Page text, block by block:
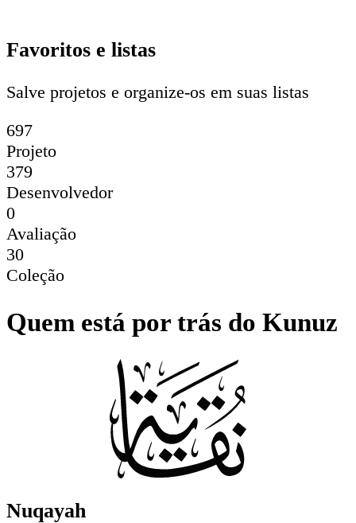
Favoritos e listas
Salve projetos e organize-os em suas listas
697
Projeto
379
Desenvolvedor
0
Avaliação
30
Coleção
Quem está por trás do Kunuz
Nuqayah